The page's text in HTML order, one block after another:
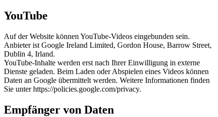
YouTube
Auf der Website können YouTube-Videos eingebunden sein.
Anbieter ist Google Ireland Limited, Gordon House, Barrow Street,
Dublin 4, Irland.
YouTube-Inhalte werden erst nach Ihrer Einwilligung in externe
Dienste geladen. Beim Laden oder Abspielen eines Videos können
Daten an Google übermittelt werden. Weitere Informationen finden
Sie unter https://policies.google.com/privacy.
Empfänger von Daten